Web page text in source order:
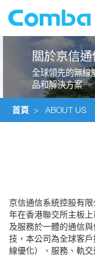
關於京信通
全球領先的無線
品和解決方案
首頁 > ABOUT US
京信通信系統控股有
年在香港聯交所主板
及服務於一體的通信
技，本公司為全球客
線優化）、服務、軌